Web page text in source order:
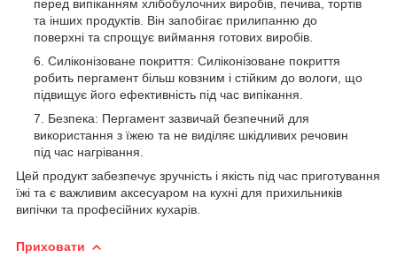
перед випіканням хлібобулочних виробів, печива, тортів
та інших продуктів. Він запобігає прилипанню до
поверхні та спрощує виймання готових виробів.
Силіконізоване покриття: Силіконізоване покриття
робить пергамент більш ковзним і стійким до вологи, що
підвищує його ефективність під час випікання.
Безпека: Пергамент зазвичай безпечний для
використання з їжею та не виділяє шкідливих речовин
під час нагрівання.
Цей продукт забезпечує зручність і якість під час приготування
їжі та є важливим аксесуаром на кухні для прихильників
випічки та професійних кухарів.
Приховати